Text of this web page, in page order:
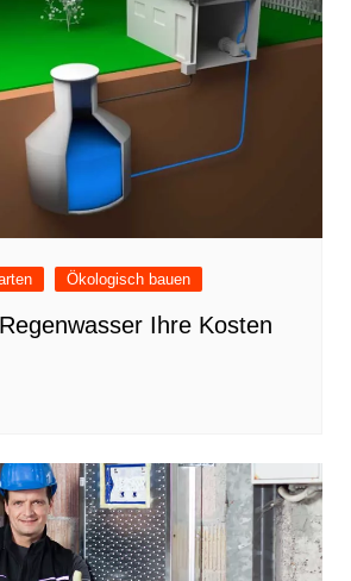
Ökologisch bauen
Ihre Kosten